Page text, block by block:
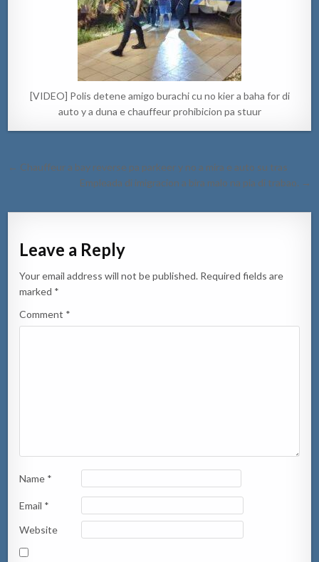
[VIDEO] Polis detene amigo burachi cu no kier a baha for di
auto y a duna e chauffeur prohibicion pa stuur
Post
← Chauffeur a bay reverse pa parkeer y no a mira e auto su tras
Empleada di imigracion a bira malo na pia di trabao. →
Leave a Reply
Your email address will not be published. Required fields are
marked *
Comment *
Name *
Email *
Website